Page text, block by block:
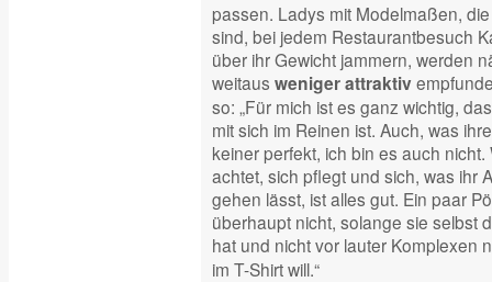
passen. Ladys mit Modelmaßen,
sind, bei jedem Restaurantbesuch
über ihr Gewicht jammern, werden
weitaus weniger attraktiv
so: „Für mich ist es ganz wichtig,
mit sich im Reinen ist. Auch, was
keiner perfekt, ich bin es auch
achtet, sich pflegt und sich, was ihr
gehen lässt, ist alles gut. Ein paar
überhaupt nicht, solange sie selbst
hat und nicht vor lauter Komplexen
im T-Shirt will.“